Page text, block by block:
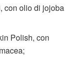
con olio di jojoba
Polish, con